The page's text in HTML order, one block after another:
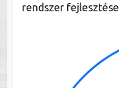
rendszer fejlesztése